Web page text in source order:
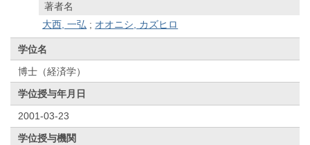
著者名
大西, 一弘 ; オオニシ, カズヒロ
学位名
博士（経済学）
学位授与年月日
2001-03-23
学位授与機関